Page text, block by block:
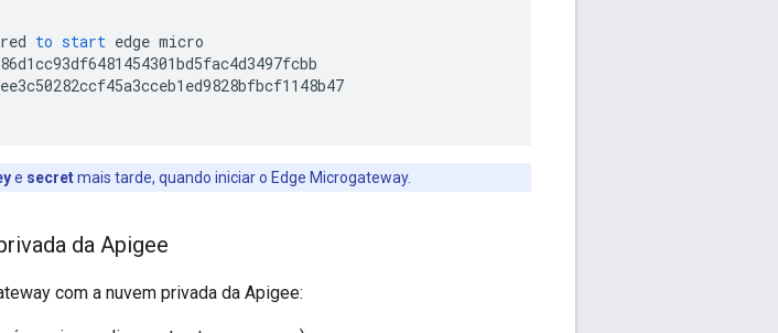
to start edge micro
e secretmais tarde, quando iniciar o Edge Microgateway.
da Apigee
com a nuvem privada da Apigee: